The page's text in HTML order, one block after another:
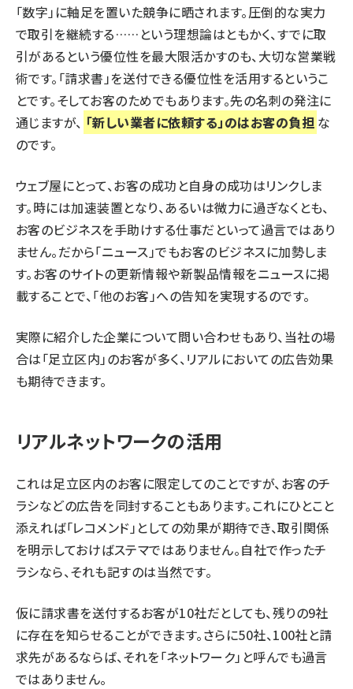
「数字」に軸足を置いた競争に晒されます。圧倒的な実力
で取引を継続する……という理想論はともかく、すでに取
引があるという優位性を最大限活かすのも、大切な営業戦
術です。「請求書」を送付できる優位性を活用するというこ
とです。そしてお客のためでもあります。先の名刺の発注に
通じますが、 「新しい業者に依頼する」のはお客の負担 な
のです。
ウェブ屋にとって、お客の成功と自身の成功はリンクしま
す。時には加速装置となり、あるいは微力に過ぎなくとも、
お客のビジネスを手助けする仕事だといって過言ではあり
ません。だから「ニュース」でもお客のビジネスに加勢しま
す。お客のサイトの更新情報や新製品情報をニュースに掲
載することで、「他のお客」への告知を実現するのです。
実際に紹介した企業について問い合わせもあり、当社の場
合は「足立区内」のお客が多く、リアルにおいての広告効果
も期待できます。
リアルネットワークの活用
これは足立区内のお客に限定してのことですが、お客のチ
ラシなどの広告を同封することもあります。これにひとこと
添えれば「レコメンド」としての効果が期待でき、取引関係
を明示しておけばステマではありません。自社で作ったチ
ラシなら、それも記すのは当然です。
仮に請求書を送付するお客が10社だとしても、残りの9社
に存在を知らせることができます。さらに50社、100社と請
求先があるならば、それを「ネットワーク」と呼んでも過言
ではありません。